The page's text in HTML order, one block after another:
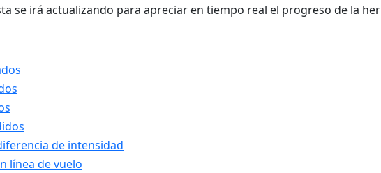
se irá actualizando para apreciar en tiempo real el progreso de la
de intensidad
línea de vuelo